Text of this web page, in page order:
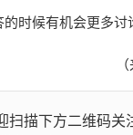
候有机会更多讨
扫描下方二维码关